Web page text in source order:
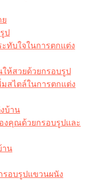
ป
ทับใจในการตกแต่ง
ห้สวยด้วยกรอบรูป
สไตล์ในการตกแต่ง
บ้าน
งคุณด้วยกรอบรูปและ
าน
อบรูปแขวนผนัง